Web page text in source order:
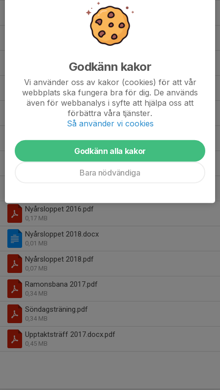
höstfestinbjudan.pdf
Inbjudan Ramonsbana 2019.pdf
0,51 MB
Inbjudan Ramonsbana 2021(2).pdf
Nyårsloppet 2016.pdf
0,17 MB
Nyårsloppet 2018.docx
0,01 MB
Nyårsloppet 2018.pdf
0,07 MB
Ramonsbana 2017.pdf
0,34 MB
Söndagsträning.pdf
0,34 MB
Upptaktsträff 2017.docx.pdf
0,45 MB
Godkänn kakor
Vi använder oss av kakor (cookies) för att vår
webbplats ska fungera bra för dig. De används
även för webbanalys i syfte att hjälpa oss att
förbättra våra tjänster.
Så använder vi cookies
Godkänn alla kakor
Bara nödvändiga